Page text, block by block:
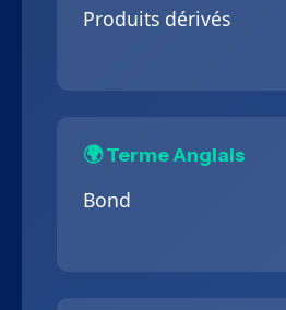
Produits dérivés
🌍 Terme Anglais
Bond